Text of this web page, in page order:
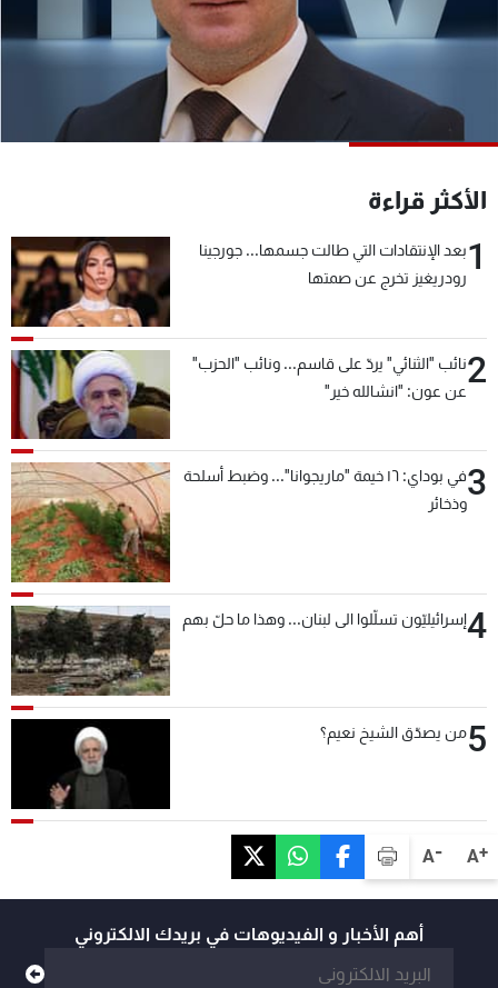
A+
A-
الأكثر قراءة
1بعد الإنتقادات التي طالت جسمها... جورجينا
رودريغيز تخرج عن صمتها
2نائب "الثنائي" يردّ على قاسم... ونائب "الحزب"
عن عون: "انشالله خير"
3
في بوداي: ١٦ خيمة "ماريجوانا"... وضبط أسلحة
وذخائر
4إسرائيليّون تسلّلوا الى لبنان... وهذا ما حلّ بهم
5من يصدّق الشيخ نعيم؟
أهم الأخبار و الفيديوهات في بريدك الالكتروني
شاهد البرامج
الترددات
عن MTV
الإنـتـاج
وظائف
تواصل معنا